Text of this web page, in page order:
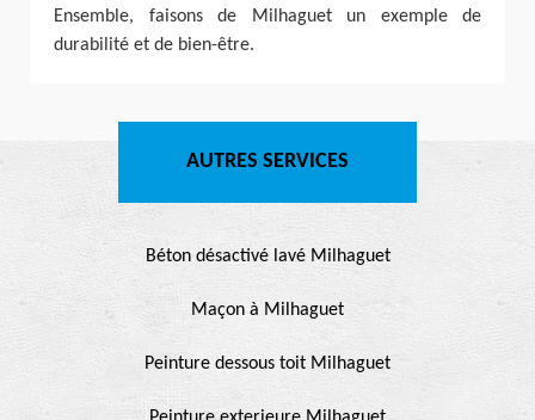
Ensemble, faisons de Milhaguet un exemple de
durabilité et de bien-être.
AUTRES SERVICES
Béton désactivé lavé Milhaguet
Maçon à Milhaguet
Peinture dessous toit Milhaguet